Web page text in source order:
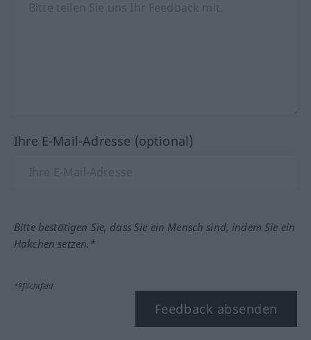
Ihre E-Mail-Adresse (optional)
Bitte bestätigen Sie, dass Sie ein Mensch sind, indem Sie ein
Häkchen setzen.*
*Pflichtfeld
Feedback absenden